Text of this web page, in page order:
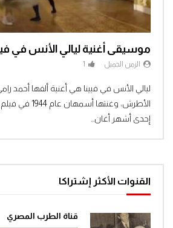
موسيقى أغنية ليالي الأنس في
الزمن الجميل 1
ليالي الأنس في فيينا هي أغنية ألفها أحمد
الأطرش، وغنتها
إحدى أشهر أغان...
Watch Later
القنوات الأكثر إشتراكا
قناة الطرب المصري